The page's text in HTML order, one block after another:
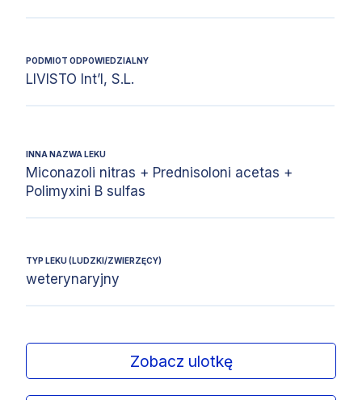
PODMIOT ODPOWIEDZIALNY
LIVISTO Int’l, S.L.
INNA NAZWA LEKU
Miconazoli nitras + Prednisoloni acetas +
Polimyxini B sulfas
TYP LEKU (LUDZKI/ZWIERZĘCY)
weterynaryjny
Zobacz ulotkę